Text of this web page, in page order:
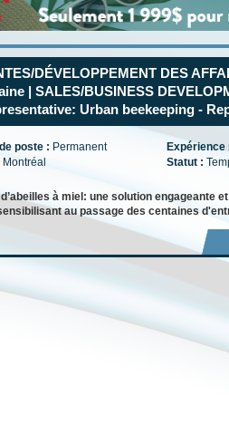
DÉVELOPPEMENT DES
| SALES/BUSINESS
Urban beekeeping -
poste : Permanent
Montréal
Expérience
Statut :
à miel: une solution
au passage des centaines